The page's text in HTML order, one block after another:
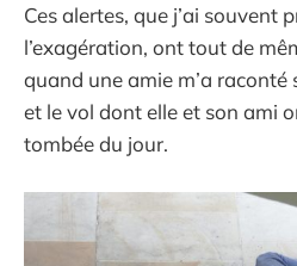
Ces alertes, que j’ai souvent
l’exagération, ont tout de
quand une amie m’a raconté
et le vol dont elle et son ami
tombée du jour.